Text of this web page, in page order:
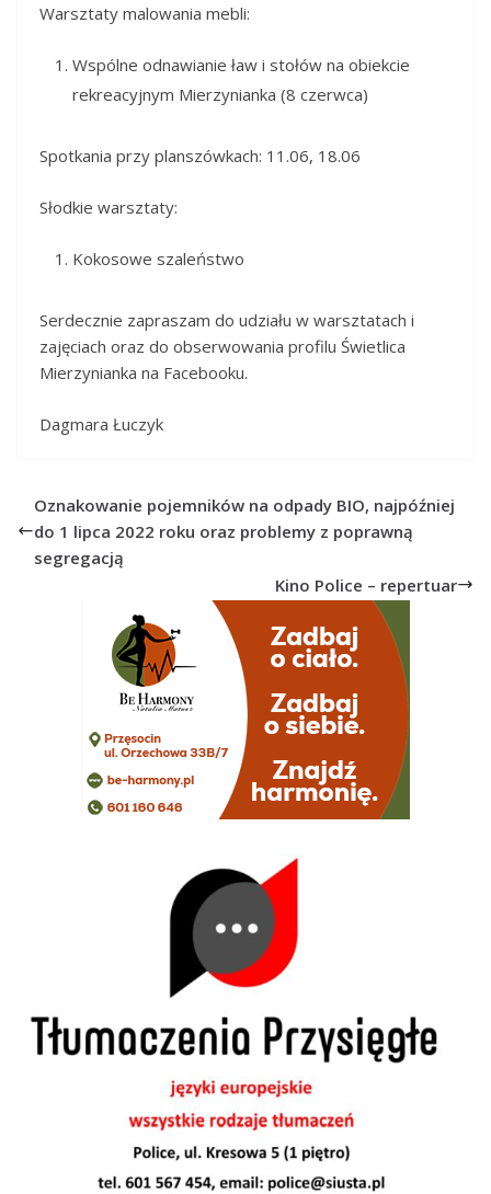
Warsztaty malowania mebli:
Wspólne odnawianie ław i stołów na obiekcie
rekreacyjnym Mierzynianka (8 czerwca)
Spotkania przy planszówkach: 11.06, 18.06
Słodkie warsztaty:
Kokosowe szaleństwo
Serdecznie zapraszam do udziału w warsztatach i
zajęciach oraz do obserwowania profilu Świetlica
Mierzynianka na Facebooku.
Dagmara Łuczyk
Oznakowanie pojemników na odpady BIO, najpóźniej
do 1 lipca 2022 roku oraz problemy z poprawną
segregacją
Kino Police – repertuar